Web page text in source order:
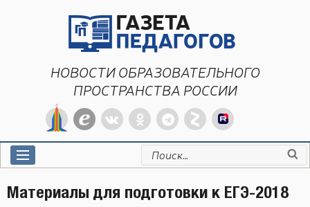
НОВОСТИ ОБРАЗОВАТЕЛЬНОГО
ПРОСТРАНСТВА РОССИИ
Искать:
Материалы для подготовки к ЕГЭ-2018